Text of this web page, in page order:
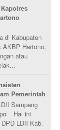
di Kabupaten
AKBP Hartono,
atau
Pemerintah
Sampang
Hal ini
LDII Kab.